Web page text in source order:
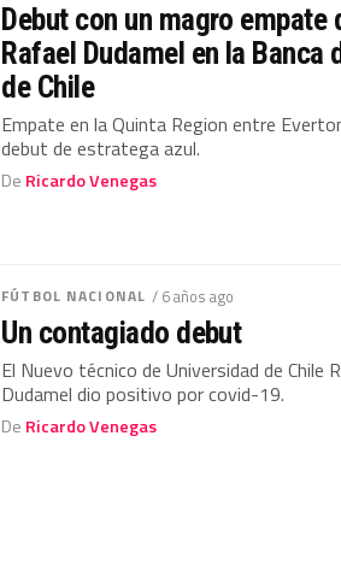
Debut con un magro empate
Rafael Dudamel en la Banca
de Chile
Empate en la Quinta Region entre
debut de estratega azul.
De Ricardo Venegas
FÚTBOL NACIONAL / 6 años ago
Un contagiado debut
El Nuevo técnico de Universidad de Chile
Dudamel dio positivo por covid-19.
De Ricardo Venegas